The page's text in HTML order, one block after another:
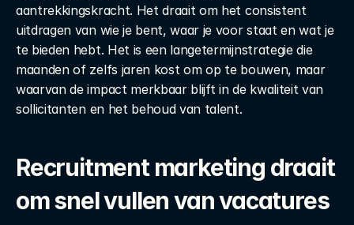
aantrekkingskracht. Het draait om het consistent
uitdragen van wie je bent, waar je voor staat en wat je
te bieden hebt. Het is een langetermijnstrategie die
maanden of zelfs jaren kost om op te bouwen, maar
waarvan de impact merkbaar blijft in de kwaliteit van
sollicitanten en het behoud van talent.
Recruitment marketing draait
om snel vullen van vacatures